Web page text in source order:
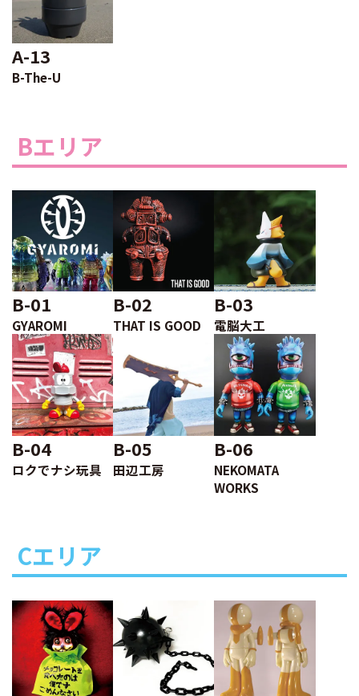
A-13
B-The-U
Bエリア
B-01
GYAROMI
B-02
THAT IS GOOD
B-03
電脳大工
B-04
ロクでナシ玩具
B-05
田辺工房
B-06
NEKOMATA
WORKS
Cエリア